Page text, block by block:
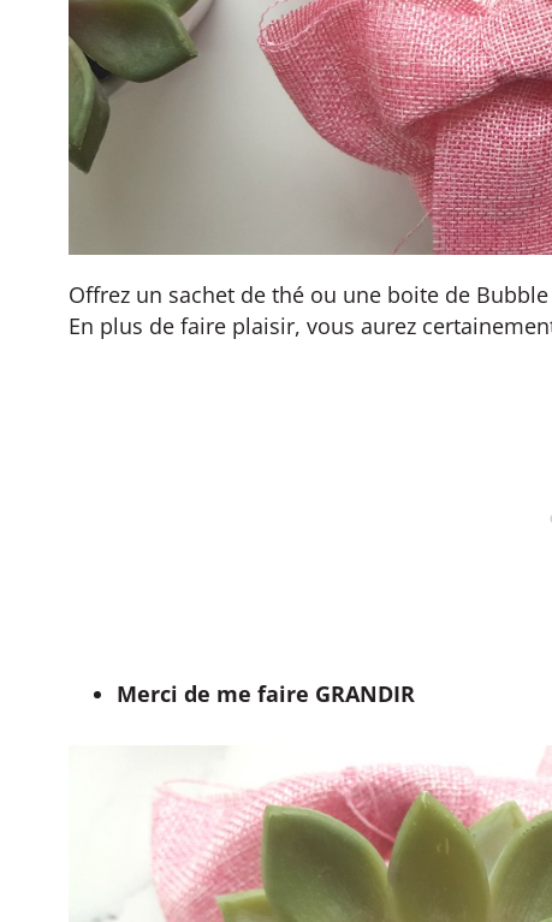
Offrez un sachet de thé ou une boite de
En plus de faire plaisir, vous aurez
Merci de me faire GRANDIR